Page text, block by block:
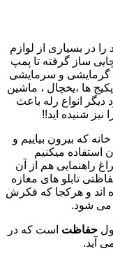
در بسیاری از لوازم
ساز گرفته تا پمپ
گرمایشی و سرمایشی
ها ،یخچال ، ماشین
انواع رله باعث
شنیده اید!!
که بیرون بیاییم و
میکنیم
راهنمایی هم از آن
تابلو های مغازه
اند و هرکجا که فکرش
می شود.
حفاظت است که در
آید.